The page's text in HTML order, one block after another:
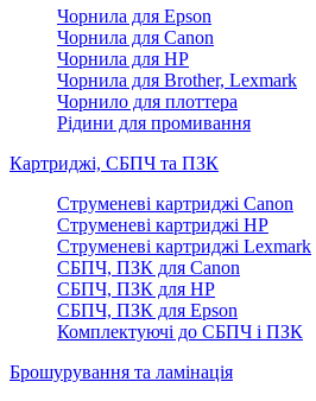
Чорнила для Epson
Чорнила для Canon
Чорнила для HP
Чорнила для Brother, Lexmark
Чорнило для плоттера
Рідини для промивання
Картриджі, СБПЧ та ПЗК
Струменеві картриджі Canon
Струменеві картриджі HP
Струменеві картриджі Lexmark
СБПЧ, ПЗК для Canon
СБПЧ, ПЗК для HP
СБПЧ, ПЗК для Epson
Комплектуючі до СБПЧ і ПЗК
Брошурування та ламінація